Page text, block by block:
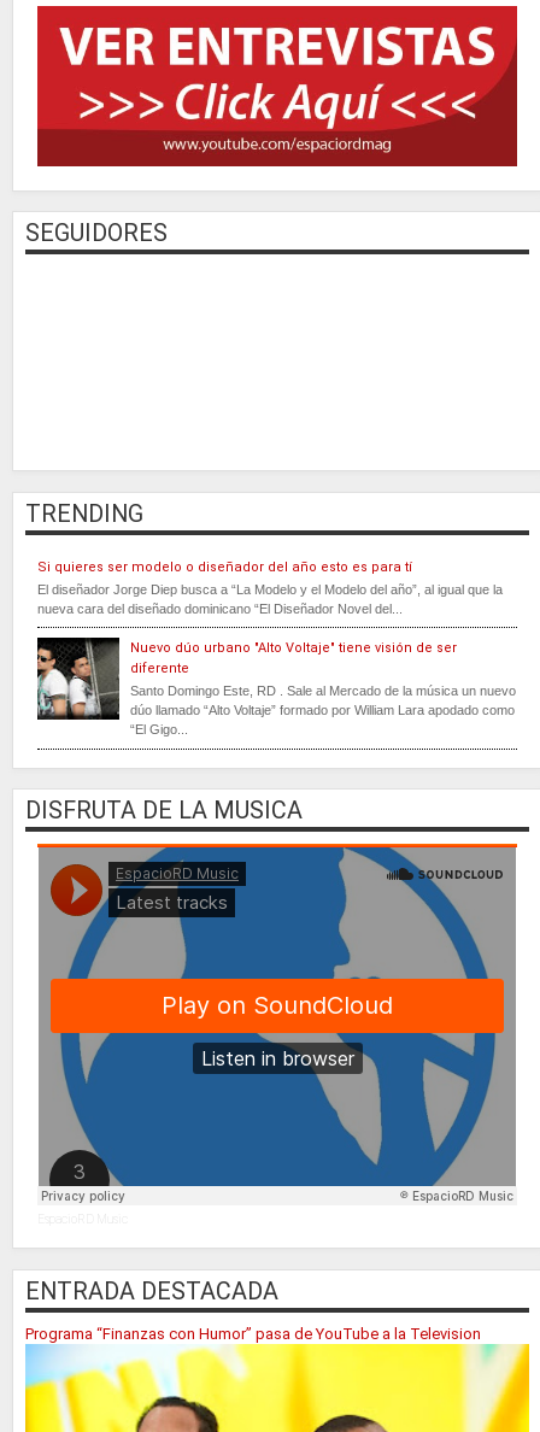
SEGUIDORES
TRENDING
Si quieres ser modelo o diseñador del año esto es para tí
El diseñador Jorge Diep busca a “La Modelo y el Modelo del año”, al igual que la
nueva cara del diseñado dominicano “El Diseñador Novel del...
Nuevo dúo urbano "Alto Voltaje" tiene visión de ser
diferente
Santo Domingo Este, RD . Sale al Mercado de la música un nuevo
dúo llamado “Alto Voltaje” formado por William Lara apodado como
“El Gigo...
DISFRUTA DE LA MUSICA
EspacioRD Music
ENTRADA DESTACADA
Programa “Finanzas con Humor” pasa de YouTube a la Television